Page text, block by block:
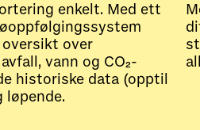
enkelt. Med ett
oversikt over
vann og CO₂-
historiske data (opptil
løpende.